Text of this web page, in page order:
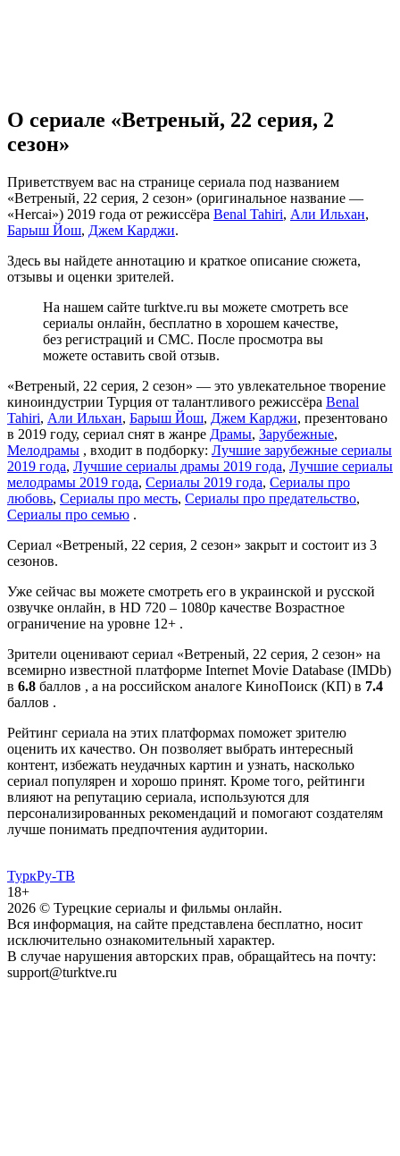
О сериале «Ветреный, 22 серия, 2
сезон»
Приветствуем вас на странице сериала под названием
«Ветреный, 22 серия, 2 сезон» (оригинальное название —
«Hercai») 2019 года от режиссёра Benal Tahiri, Али Ильхан,
Барыш Йош, Джем Карджи.
Здесь вы найдете аннотацию и краткое описание сюжета,
отзывы и оценки зрителей.
На нашем сайте turktve.ru вы можете смотреть все
сериалы онлайн, бесплатно в хорошем качестве,
без регистраций и СМС. После просмотра вы
можете оставить свой отзыв.
«Ветреный, 22 серия, 2 сезон» — это увлекательное творение
киноиндустрии Турция от талантливого режиссёра Benal
Tahiri, Али Ильхан, Барыш Йош, Джем Карджи, презентовано
в 2019 году, сериал снят в жанре Драмы, Зарубежные,
Мелодрамы , входит в подборку: Лучшие зарубежные сериалы
2019 года, Лучшие сериалы драмы 2019 года, Лучшие сериалы
мелодрамы 2019 года, Сериалы 2019 года, Сериалы про
любовь, Сериалы про месть, Сериалы про предательство,
Сериалы про семью .
Сериал «Ветреный, 22 серия, 2 сезон» закрыт и состоит из 3
сезонов.
Уже сейчас вы можете смотреть его в украинской и русской
озвучке онлайн, в HD 720 – 1080p качестве Возрастное
ограничение на уровне 12+ .
Зрители оценивают сериал «Ветреный, 22 серия, 2 сезон» на
всемирно известной платформе Internet Movie Database (IMDb)
в 6.8 баллов , а на российском аналоге КиноПоиск (КП) в 7.4
баллов .
Рейтинг сериала на этих платформах поможет зрителю
оценить их качество. Он позволяет выбрать интересный
контент, избежать неудачных картин и узнать, насколько
сериал популярен и хорошо принят. Кроме того, рейтинги
влияют на репутацию сериала, используются для
персонализированных рекомендаций и помогают создателям
лучше понимать предпочтения аудитории.
ТуркРу-ТВ
18+
2026 © Турецкие сериалы и фильмы онлайн.
Вся информация, на сайте представлена бесплатно, носит
исключительно ознакомительный характер.
В случае нарушения авторских прав, обращайтесь на почту:
support@turktve.ru